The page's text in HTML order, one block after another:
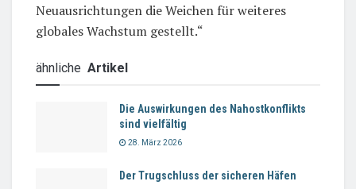
Neuausrichtungen die Weichen für weiteres
globales Wachstum gestellt.“
ähnliche Artikel
Die Auswirkungen des Nahostkonflikts
sind vielfältig
28. März 2026
Der Trugschluss der sicheren Häfen